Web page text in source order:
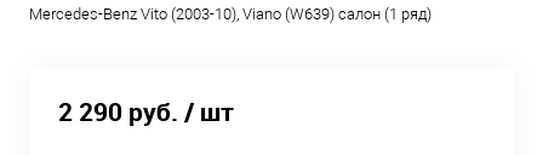
Mercedes-Benz Vito (2003-10), Viano (W639) салон (1 ряд)
2 290 руб. / шт